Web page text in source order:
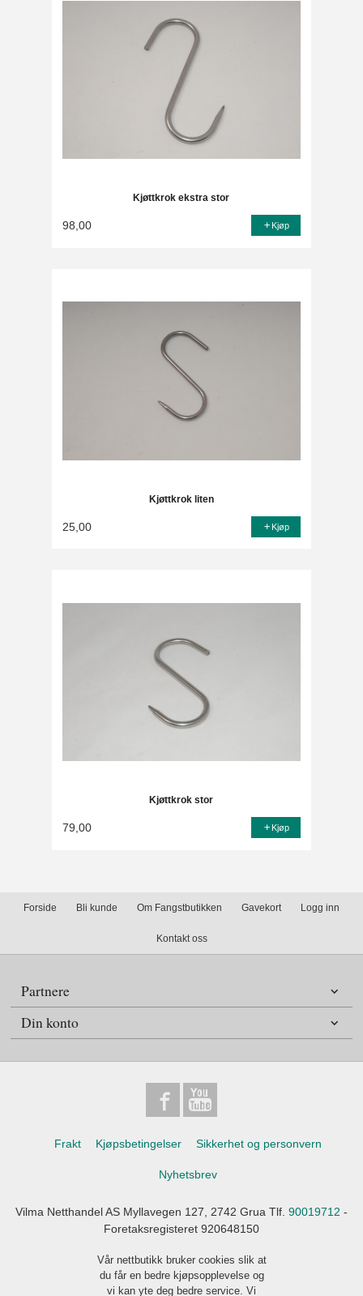
Kjøttkrok ekstra stor
98,00 Kjøp
Kjøttkrok liten
25,00 Kjøp
Kjøttkrok stor
79,00 Kjøp
Forside Bli kunde Om Fangstbutikken Gavekort Logg inn
Kontakt oss
Partnere
Din konto
Frakt Kjøpsbetingelser Sikkerhet og personvern
Nyhetsbrev
Vilma Netthandel AS Myllavegen 127, 2742 Grua Tlf. 90019712 -
Foretaksregisteret 920648150
Vår nettbutikk bruker cookies slik at
du får en bedre kjøpsopplevelse og
vi kan yte deg bedre service. Vi